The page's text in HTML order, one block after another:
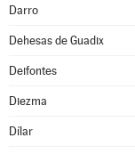
Darro
Dehesas de Guadix
Deifontes
Diezma
Dílar